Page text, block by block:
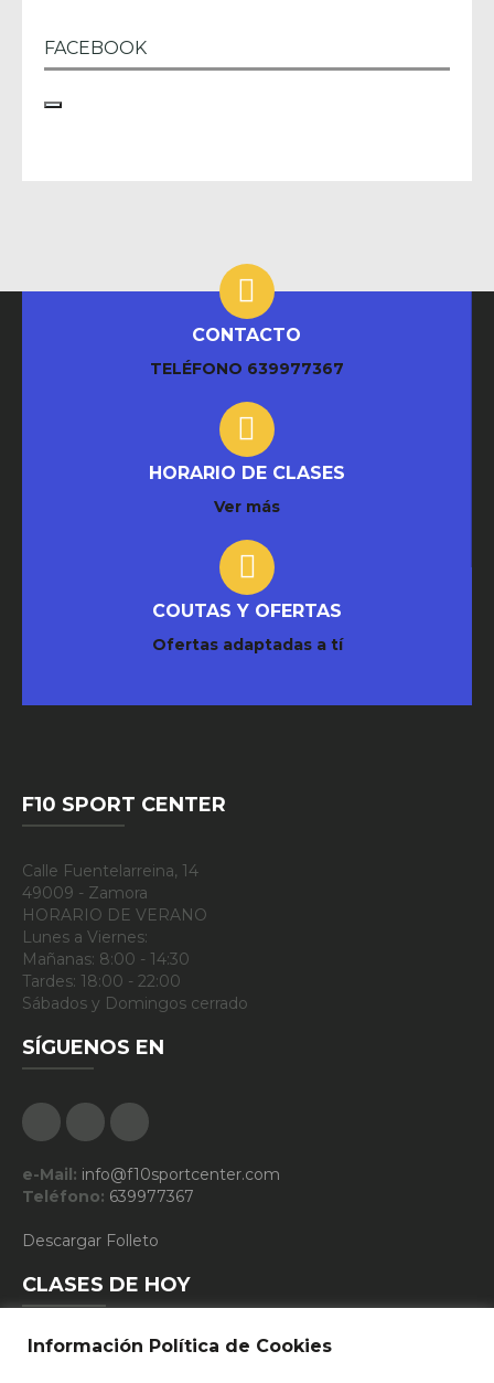
FACEBOOK
CONTACTO
TELÉFONO 639977367
HORARIO DE CLASES
Ver más
COUTAS Y OFERTAS
Ofertas adaptadas a tí
F10 SPORT CENTER
Calle Fuentelarreina, 14
49009 - Zamora
HORARIO DE VERANO
Lunes a Viernes:
Mañanas: 8:00 - 14:30
Tardes: 18:00 - 22:00
Sábados y Domingos cerrado
SÍGUENOS EN
FacebookGoogle Plus
e-Mail: info@f10sportcenter.com
Teléfono: 639977367
Descargar Folleto
CLASES DE HOY
Información Política de Cookies